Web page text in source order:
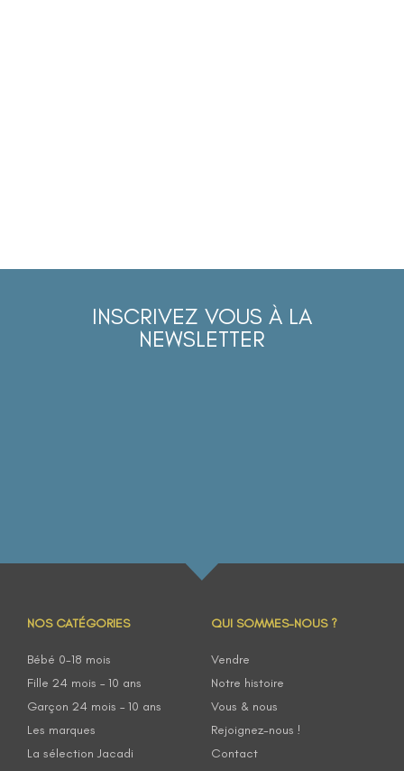
INSCRIVEZ VOUS À LA
NEWSLETTER
NOS CATÉGORIES
Bébé 0-18 mois
Fille 24 mois – 10 ans
Garçon 24 mois – 10 ans
Les marques
La sélection Jacadi
QUI SOMMES-NOUS ?
Vendre
Notre histoire
Vous & nous
Rejoignez-nous !
Contact